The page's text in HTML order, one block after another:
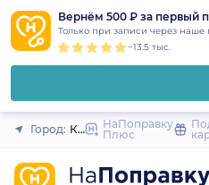
Вернём 500 ₽ за первый
Только при записи через
~13.5 тыс.
Город: КраснодарНаПоправку
Плюс